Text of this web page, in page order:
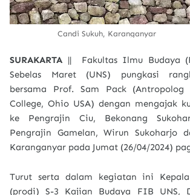
Candi Sukuh, Karanganyar
SURAKARTA || Fakultas Ilmu Budaya
Sebelas Maret (UNS) pungkasi
bersama Prof. Sam Pack (Antropolog
College, Ohio USA) dengan mengajak
ke Pengrajin Ciu, Bekonang
Pengrajin Gamelan, Wirun Sukoharjo
Karanganyar pada Jumat (26/04/2024)
Turut serta dalam kegiatan ini
(prodi) S-3 Kajian Budaya FIB UNS,